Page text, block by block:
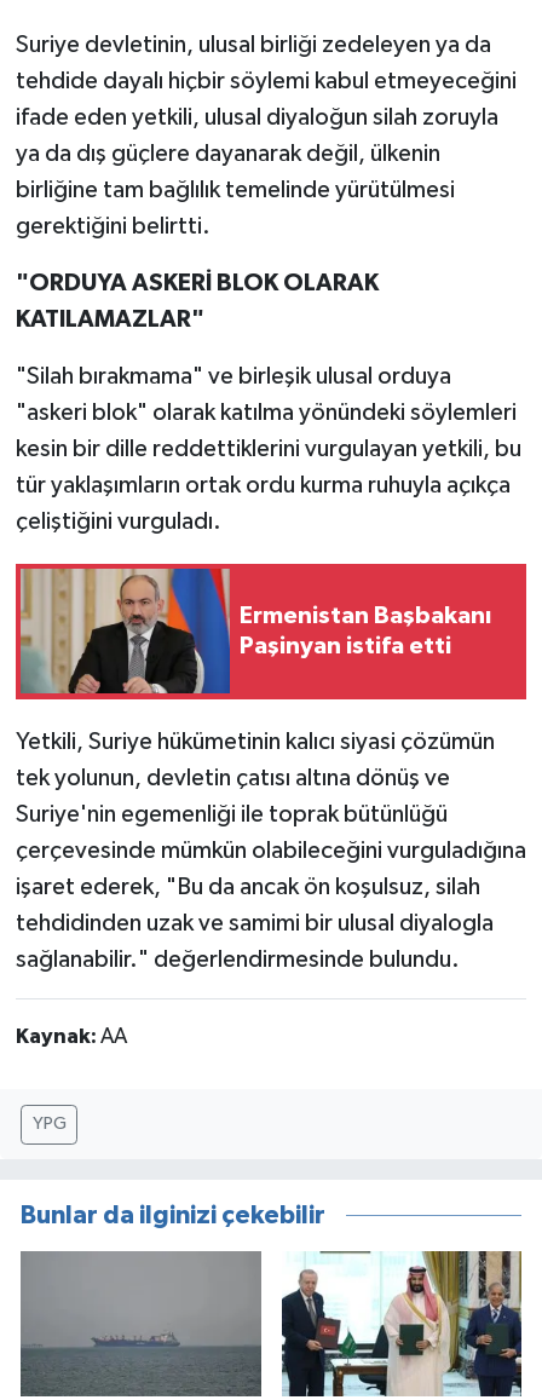
Suriye devletinin, ulusal birliği zedeleyen ya da
tehdide dayalı hiçbir söylemi kabul etmeyeceğini
ifade eden yetkili, ulusal diyaloğun silah zoruyla
ya da dış güçlere dayanarak değil, ülkenin
birliğine tam bağlılık temelinde yürütülmesi
gerektiğini belirtti.
"ORDUYA ASKERİ BLOK OLARAK
KATILAMAZLAR"
"Silah bırakmama" ve birleşik ulusal orduya
"askeri blok" olarak katılma yönündeki söylemleri
kesin bir dille reddettiklerini vurgulayan yetkili, bu
tür yaklaşımların ortak ordu kurma ruhuyla açıkça
çeliştiğini vurguladı.
Ermenistan Başbakanı
Paşinyan istifa etti
Yetkili, Suriye hükümetinin kalıcı siyasi çözümün
tek yolunun, devletin çatısı altına dönüş ve
Suriye'nin egemenliği ile toprak bütünlüğü
çerçevesinde mümkün olabileceğini vurguladığına
işaret ederek, "Bu da ancak ön koşulsuz, silah
tehdidinden uzak ve samimi bir ulusal diyalogla
sağlanabilir." değerlendirmesinde bulundu.
Kaynak: AA
YPG
Bunlar da ilginizi çekebilir